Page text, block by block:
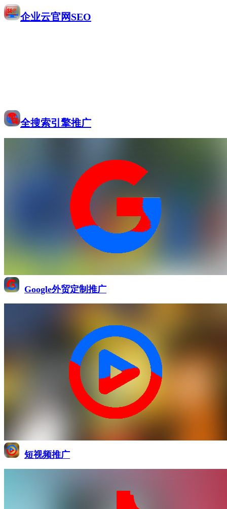
企业云官网SEO
全搜索引擎推广
Google外贸定制推广
短视频推广